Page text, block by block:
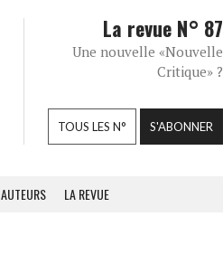
La revue N° 87
Une nouvelle «Nouvelle
Critique» ?
TOUS LES N° S'ABONNER
AUTEURS LA REVUE